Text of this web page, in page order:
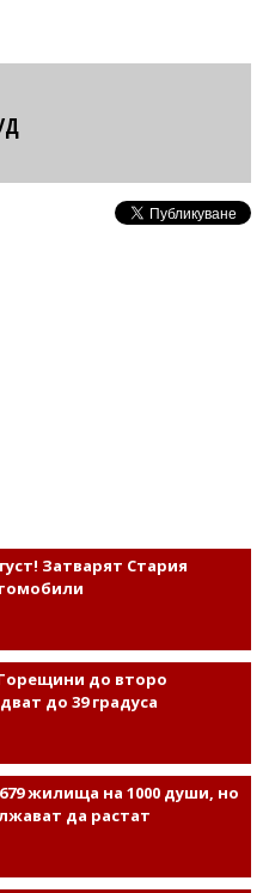
Затварят Стария
до второ
до 39 градуса
жилища на 1000 души, но
да растат